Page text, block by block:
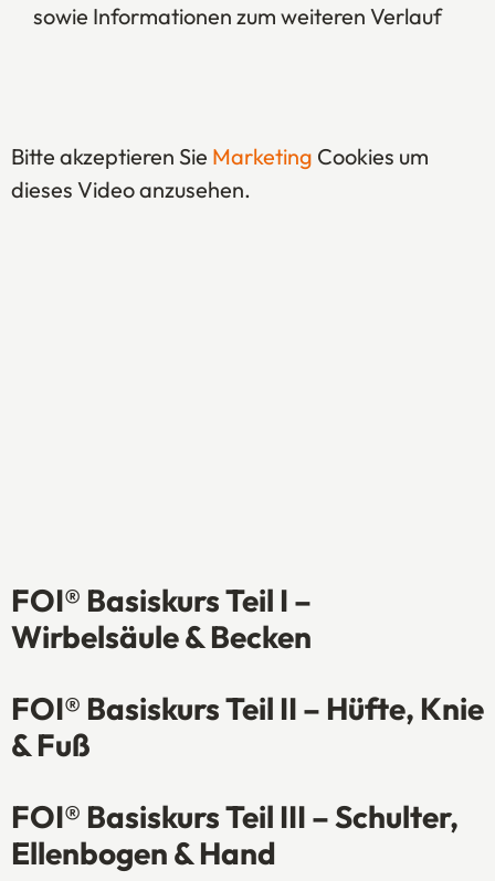
sowie Informationen zum weiteren Verlauf
Bitte akzeptieren Sie Marketing Cookies um
dieses Video anzusehen.
FOI® Basiskurs Teil I –
Wirbelsäule & Becken
FOI® Basiskurs Teil II – Hüfte, Knie
& Fuß
FOI® Basiskurs Teil III – Schulter,
Ellenbogen & Hand